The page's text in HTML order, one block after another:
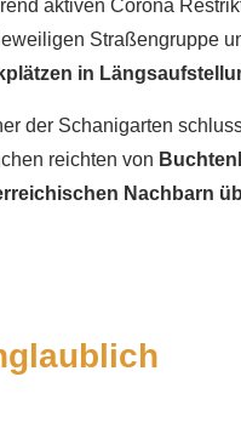
aktiven Corona
Straßengruppe
in
der Schanigarten
reichten von
Nachbarn